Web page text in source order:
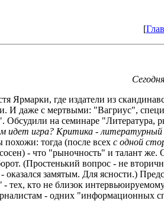
[
Ярмарки, где издатели из
И даже с мертвыми: "Вагриус",
Обсудили на семинаре "Литература,
идет игра? Критика -
тогда (после всех с одной
- что "рыночность" и талант
(Простенький вопрос - не
оказался замятым. Для ясности.)
- тех, кто не близок
- одних "информационных